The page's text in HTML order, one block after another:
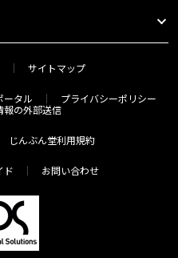
サイトマップ
ータル
プライバシーポリシー
報の外部送信
じんぶん堂利用規約
ド お問い合わせ